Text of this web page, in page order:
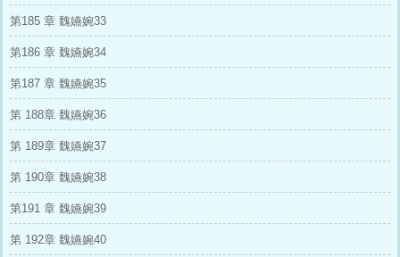
第185 章 魏嬿婉33
第186 章 魏嬿婉34
第187 章 魏嬿婉35
第 188章 魏嬿婉36
第 189章 魏嬿婉37
第 190章 魏嬿婉38
第191 章 魏嬿婉39
第 192章 魏嬿婉40